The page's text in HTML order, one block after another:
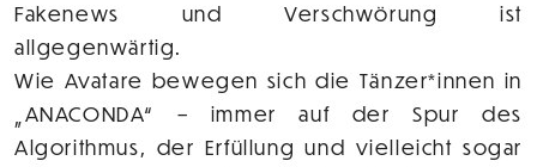
Fakenews und Verschwörung ist
allgegenwärtig.
Wie Avatare bewegen sich die Tänzer*innen in
„ANACONDA“ – immer auf der Spur des
Algorithmus, der Erfüllung und vielleicht sogar